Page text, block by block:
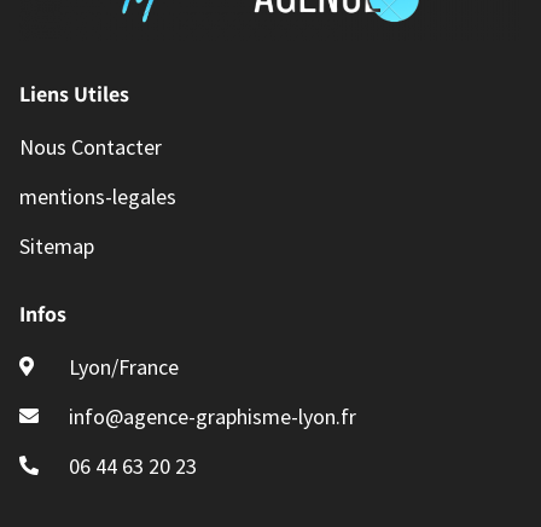
Liens Utiles
Nous Contacter
mentions-legales
Sitemap
Infos
Lyon/France
info@agence-graphisme-lyon.fr
06 44 63 20 23